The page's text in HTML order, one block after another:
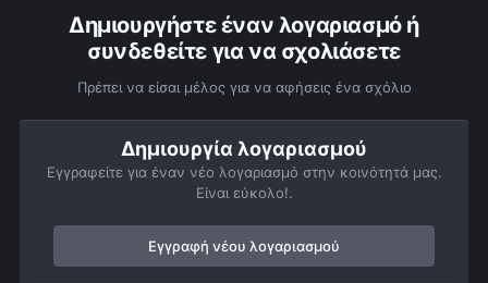
Δημιουργήστε έναν λογαριασμό ή
συνδεθείτε για να σχολιάσετε
Πρέπει να είσαι μέλος για να αφήσεις ένα σχόλιο
Δημιουργία λογαριασμού
Εγγραφείτε για έναν νέο λογαριασμό στην κοινότητά μας.
Είναι εύκολο!.
Εγγραφή νέου λογαριασμού